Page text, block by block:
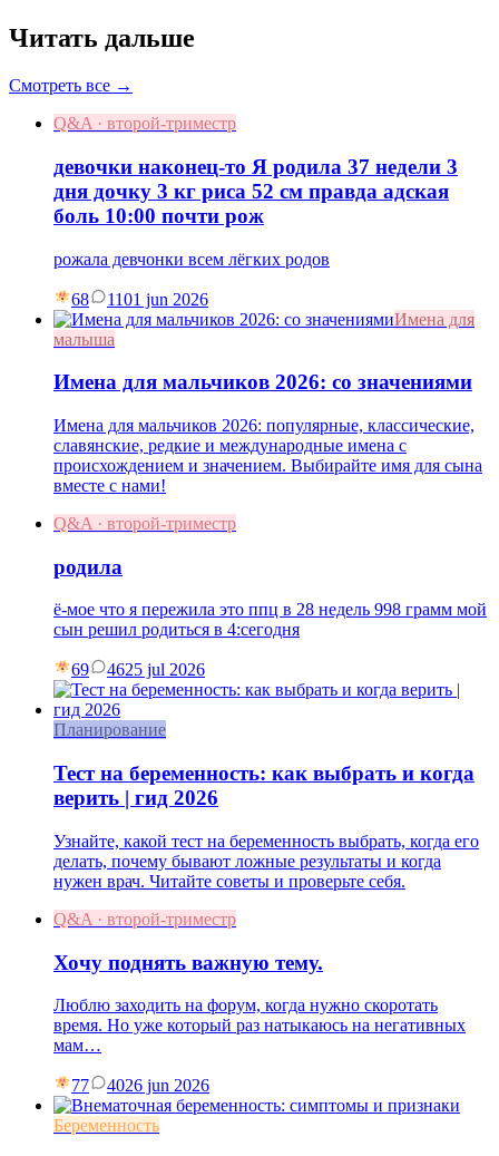
Читать дальше
Смотреть все →
Q&A · второй-триместр
девочки наконец-то Я родила 37 недели 3
дня дочку 3 кг риса 52 см правда адская
боль 10:00 почти рож
рожала девчонки всем лёгких родов
68 1101 jun 2026
Имена для
малыша
Имена для мальчиков 2026: со значениями
Имена для мальчиков 2026: популярные, классические,
славянские, редкие и международные имена с
происхождением и значением. Выбирайте имя для сына
вместе с нами!
Q&A · второй-триместр
родила
ё-мое что я пережила это ппц в 28 недель 998 грамм мой
сын решил родиться в 4:сегодня
69 4625 jul 2026
Планирование
Тест на беременность: как выбрать и когда
верить | гид 2026
Узнайте, какой тест на беременность выбрать, когда его
делать, почему бывают ложные результаты и когда
нужен врач. Читайте советы и проверьте себя.
Q&A · второй-триместр
Хочу поднять важную тему.
Люблю заходить на форум, когда нужно скоротать
время. Но уже который раз натыкаюсь на негативных
мам…
77 4026 jun 2026
Беременность